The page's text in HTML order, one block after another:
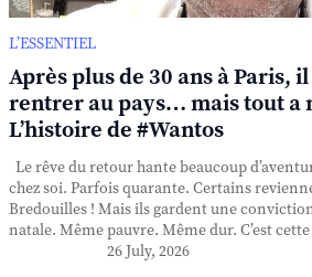
L’ESSENTIEL
Après plus de 30 ans à Paris,
rentrer au pays… mais tout a
L’histoire de #Wantos
Le rêve du retour hante beaucoup
chez soi. Parfois quarante. Certains
Bredouilles ! Mais ils gardent une
natale. Même pauvre. Même dur. C’est
26 July, 2026